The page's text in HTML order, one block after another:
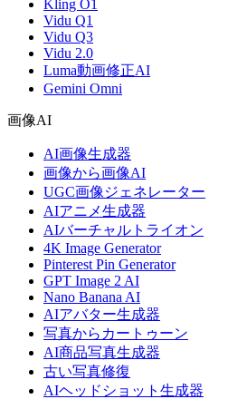
Kling O1
Vidu Q1
Vidu Q3
Vidu 2.0
Luma動画修正AI
Gemini Omni
画像AI
AI画像生成器
画像から画像AI
UGC画像ジェネレーター
AIアニメ生成器
AIバーチャルトライオン
4K Image Generator
Pinterest Pin Generator
GPT Image 2 AI
Nano Banana AI
AIアバター生成器
写真からカートゥーン
AI商品写真生成器
古い写真修復
AIヘッドショット生成器